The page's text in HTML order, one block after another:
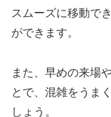
スムーズに移動で
ができます。
また、早めの来場
とで、混雑をうま
しょう。